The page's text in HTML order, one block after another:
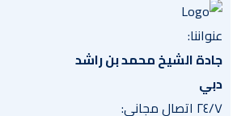
عنواننا:
جادة الشيخ محمد بن راشد
دبي
٢٤/٧ اتصال مجاني: